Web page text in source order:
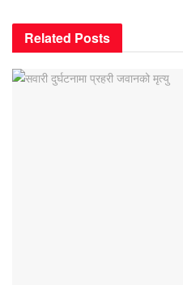
Related Posts